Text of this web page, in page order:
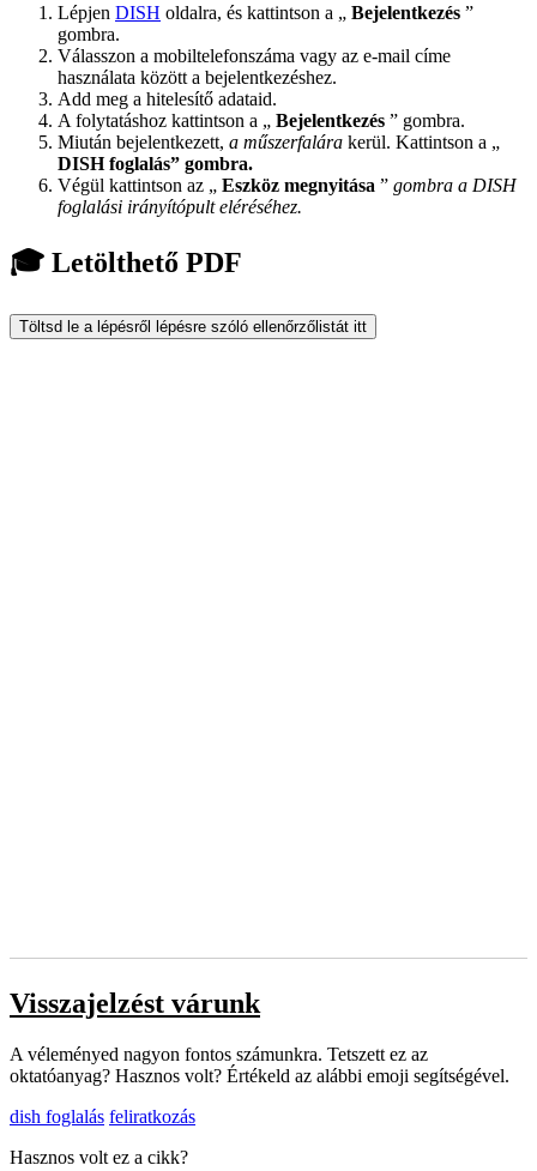
Lépjen DISH oldalra, és kattintson a „ Bejelentkezés ”
gombra.
Válasszon a mobiltelefonszáma vagy az e-mail címe
használata között a bejelentkezéshez.
Add meg a hitelesítő adataid.
A folytatáshoz kattintson a „ Bejelentkezés ” gombra.
Miután bejelentkezett, a műszerfalára kerül. Kattintson a „
DISH foglalás” gombra.
Végül kattintson az „ Eszköz megnyitása ” gombra a DISH
foglalási irányítópult eléréséhez.
🎓 Letölthető PDF
Töltsd le a lépésről lépésre szóló ellenőrzőlistát itt
Visszajelzést várunk
A véleményed nagyon fontos számunkra. Tetszett ez az
oktatóanyag? Hasznos volt? Értékeld az alábbi emoji segítségével.
dish foglalás feliratkozás
Hasznos volt ez a cikk?